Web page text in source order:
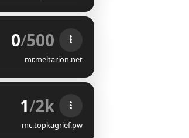
0/500
mr.meltarion.net
1/2k
mc.topkagrief.pw